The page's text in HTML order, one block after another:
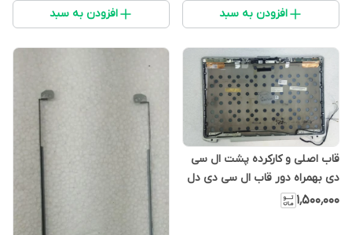
افزودن به سبد افزودن به سبد
قاب اصلی و کارکرده پشت ال سی
دی بهمراه دور قاب ال سی دی دل
لتیتیود E6420
۱٬۵۰۰٬۰۰۰